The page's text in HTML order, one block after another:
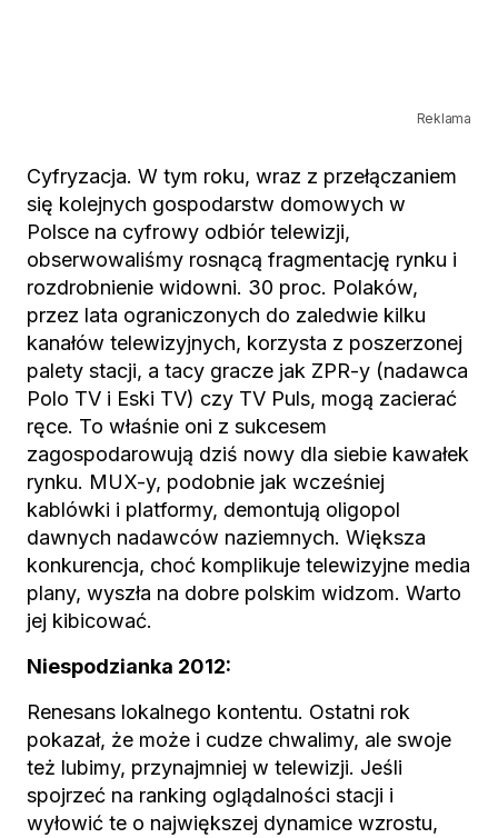
Reklama
Cyfryzacja. W tym roku, wraz z przełączaniem
się kolejnych gospodarstw domowych w
Polsce na cyfrowy odbiór telewizji,
obserwowaliśmy rosnącą fragmentację rynku i
rozdrobnienie widowni. 30 proc. Polaków,
przez lata ograniczonych do zaledwie kilku
kanałów telewizyjnych, korzysta z poszerzonej
palety stacji, a tacy gracze jak ZPR-y (nadawca
Polo TV i Eski TV) czy TV Puls, mogą zacierać
ręce. To właśnie oni z sukcesem
zagospodarowują dziś nowy dla siebie kawałek
rynku. MUX-y, podobnie jak wcześniej
kablówki i platformy, demontują oligopol
dawnych nadawców naziemnych. Większa
konkurencja, choć komplikuje telewizyjne media
plany, wyszła na dobre polskim widzom. Warto
jej kibicować.
Niespodzianka 2012:
Renesans lokalnego kontentu. Ostatni rok
pokazał, że może i cudze chwalimy, ale swoje
też lubimy, przynajmniej w telewizji. Jeśli
spojrzeć na ranking oglądalności stacji i
wyłowić te o największej dynamice wzrostu,